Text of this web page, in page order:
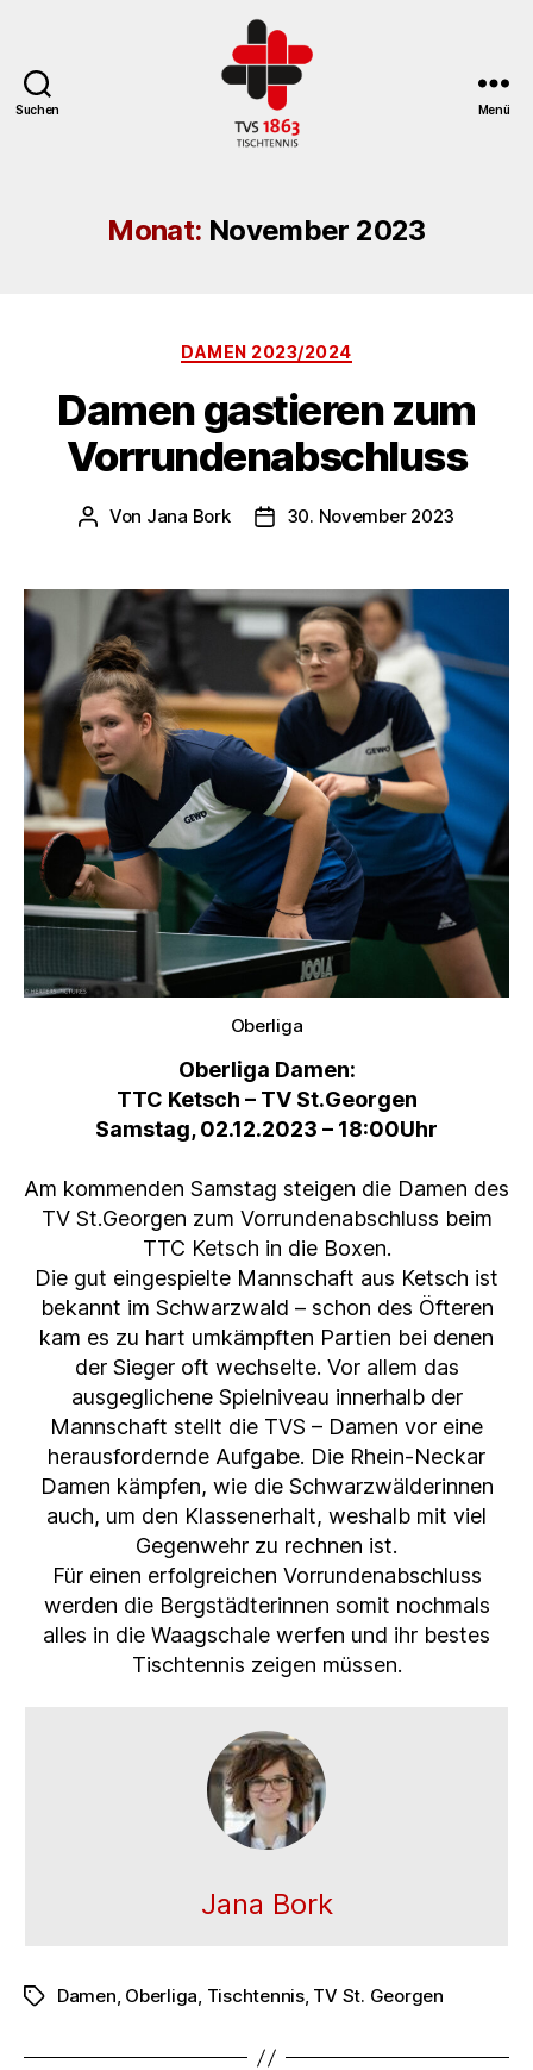
Suchen
Tischtennisabteilung
Menü
Monat: November 2023
Kategorien
DAMEN 2023/2024
Damen gastieren zum
Vorrundenabschluss
Beitragsautor
Von Jana Bork Veröffentlichungsdatum
30. November 2023
Oberliga
Oberliga Damen:
TTC Ketsch – TV St.Georgen
Samstag, 02.12.2023 – 18:00Uhr
Am kommenden Samstag steigen die Damen des
TV St.Georgen zum Vorrundenabschluss beim
TTC Ketsch in die Boxen.
Die gut eingespielte Mannschaft aus Ketsch ist
bekannt im Schwarzwald – schon des Öfteren
kam es zu hart umkämpften Partien bei denen
der Sieger oft wechselte. Vor allem das
ausgeglichene Spielniveau innerhalb der
Mannschaft stellt die TVS – Damen vor eine
herausfordernde Aufgabe. Die Rhein-Neckar
Damen kämpfen, wie die Schwarzwälderinnen
auch, um den Klassenerhalt, weshalb mit viel
Gegenwehr zu rechnen ist.
Für einen erfolgreichen Vorrundenabschluss
werden die Bergstädterinnen somit nochmals
alles in die Waagschale werfen und ihr bestes
Tischtennis zeigen müssen.
Jana Bork
Schlagwörter
Damen, Oberliga, Tischtennis, TV St. Georgen